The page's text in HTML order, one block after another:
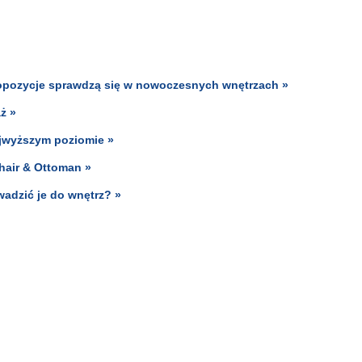
sprawdzą się w nowoczesnych wnętrzach »
»
poziomie »
& Ottoman »
je do wnętrz? »